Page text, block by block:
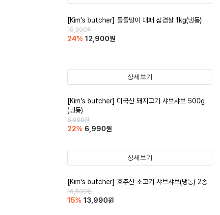
[Kim's butcher] 돌돌말이 대패 삼겹살 1kg(냉동)
16,990원
24% 12,900원
상세보기
[Kim's butcher] 미국산 돼지고기 샤브샤브 500g
(냉동)
8,990원
22% 6,990원
상세보기
[Kim's butcher] 호주산 소고기 샤브샤브(냉동) 2종
16,500원
15% 13,990원